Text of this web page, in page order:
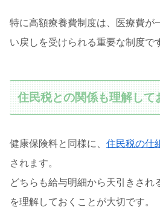
特に高額療養費制度は、医療費が
い戻しを受けられる重要な制度で
住民税との関係も理解して
健康保険料と同様に、 住民税の仕
されます。
どちらも給与明細から天引きされ
を理解しておくことが大切です。